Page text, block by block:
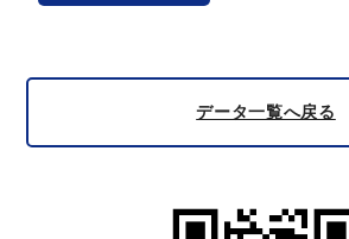
データ一覧へ戻る